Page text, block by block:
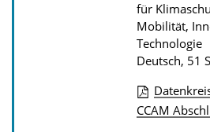
für
Mobilität,
Technologie
Deutsch, 51
D
CCAM